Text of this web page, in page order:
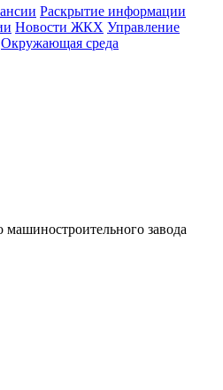
Раскрытие информации
Новости ЖКХ Управление
Окружающая среда
машиностроительного завода